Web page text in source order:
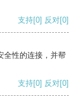
支持[0] 反对[0]
全性的连接，并帮
支持[0] 反对[0]